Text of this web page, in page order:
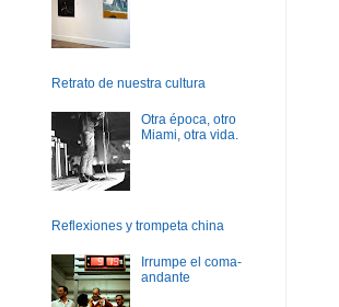
Retrato de nuestra cultura
Otra época, otro
Miami, otra vida.
Reflexiones y trompeta china
Irrumpe el coma-
andante